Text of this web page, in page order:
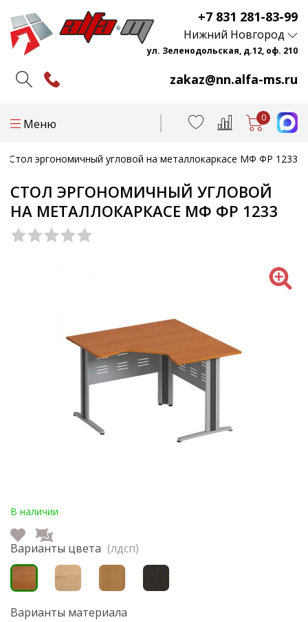
+7 831 281-83-99
zakaz@nn.alfa-ms.ru
Нижний Новгород
ул. Зеленодольская, д.12, оф. 210
Меню 0
Стол эргономичный угловой на металлокаркасе МФ ФР 1233
СТОЛ ЭРГОНОМИЧНЫЙ УГЛОВОЙ
НА МЕТАЛЛОКАРКАСЕ МФ ФР 1233
В наличии
Варианты цвета (лдсп)
Варианты материала